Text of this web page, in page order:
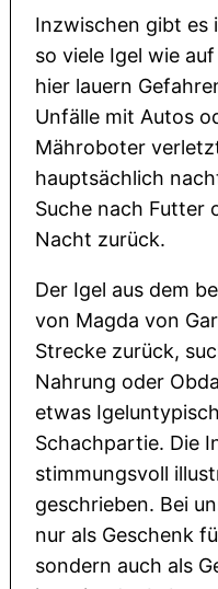
Inzwischen gibt es
so viele Igel wie
hier lauern
Unfälle mit Autos
Mähroboter
hauptsächlich
Suche nach Futter
Nacht zurück.
Der Igel aus dem
von Magda von
Strecke zurück,
Nahrung oder
etwas
Schachpartie. Die
stimmungsvoll
geschrieben. Bei
nur als Geschenk
sondern auch als